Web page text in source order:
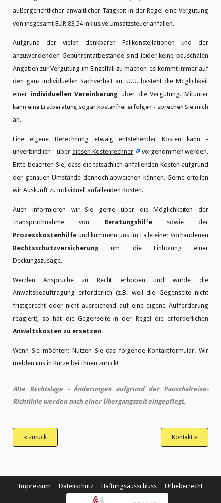
außergerichtlicher anwaltlicher Tätigkeit in der Regel eine Vergütung
von insgesamt EUR 83,54 inklusive Umsatzsteuer anfallen.
Aufgrund der vielen denkbaren Fallkonstellationen und der
anzuwendenden Gebührentatbestände sind leider keine pauschalen
Angaben zur Vergütung im Einzelfall zu machen, es kommt immer auf
den ganz individuellen Sachverhalt an. U.U. besteht die Möglichkeit
einer individuellen Vereinbarung über die Vergütung. Mitunter
kann eine Erstberatung sogar kostenfrei erfolgen - sprechen Sie mich
an.
Eine eigene Berechnung etwaig entstehender Kosten kann -
unverbindlich - über diesen Kostenrechner
vorgenommen werden.
Bitte beachten Sie, dass die tatsächlich anfallenden Kosten aufgrund
der genauen Umstände dennoch abweichen können. Gerne erteilen
wir Auskunft zu individuell anfallenden Kosten.
Auch informieren wir Sie gerne über die Möglichkeiten der
Inanspruchnahme von Beratungshilfesowie der
Prozesskostenhilfe und kümmern uns im Falle einer vorhandenen
Rechtsschutzversicherung um die Einholung einer
Deckungszusage.
Werden Ansprüche zu Recht erhoben und wurde die
Anwaltsbeauftragung erforderlich (z.B. weil die Gegenseite nicht
fristgerecht oder nicht ausreichend auf eine eigene Aufforderung
reagiert), so hat die Gegenseite in der Regel die erforderlichen
Anwaltskosten zu ersetzen.
Wenn Sie möchten: Nutzen Sie das folgende Kontaktformular. Wir
melden uns in Kürze bei Ihnen zurück!
Alte Rechtslage - Änderungen aufgrund der Pauschalreise-
Richtlinie werden nach einer Übergangszeit eingepflegt.
« zurück Kontakt »
Impressum Datenschutz Haftungsausschluss Urheberrecht